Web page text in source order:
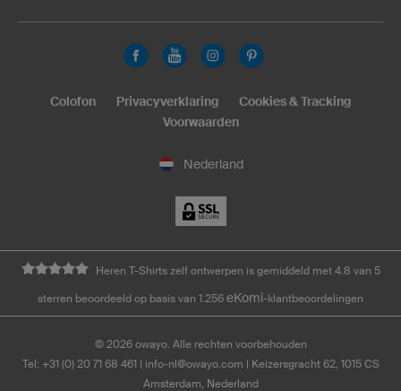
Nederland
Colofon Privacyverklaring
Cookies & Tracking
Voorwaarden
Heren T-Shirts zelf ontwerpen is gemiddeld met 4.8 van 5
sterren beoordeeld op basis van 1.256 eKomi-klantbeoordelingen
© 2026owayo. Alle rechten voorbehouden
Tel: +31 (0) 20 71 68 461
info-nl@owayo.com | Keizersgracht 62, 1015 CS
Amsterdam, Nederland